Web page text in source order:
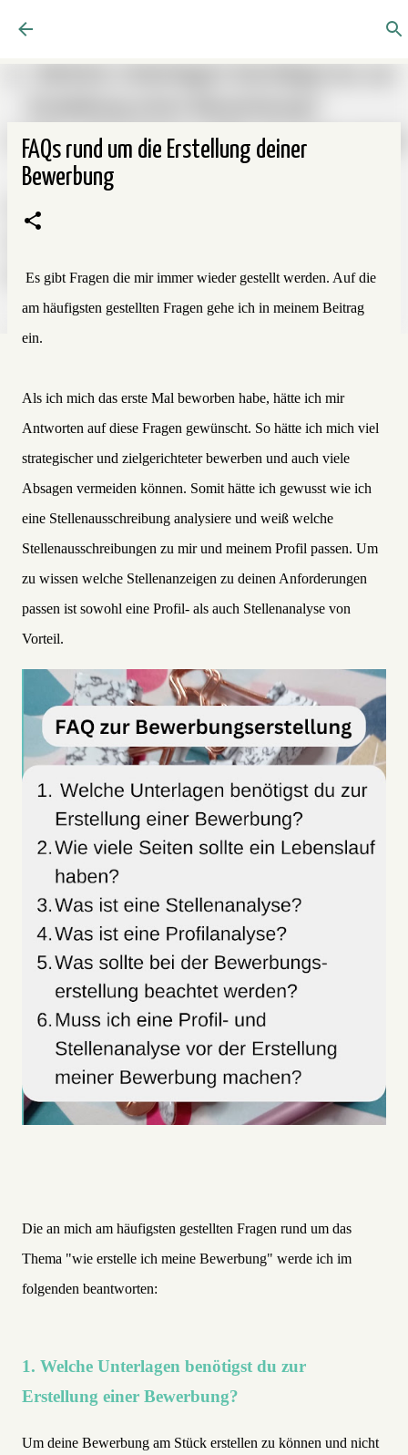
FAQs rund um die Erstellung deiner
Bewerbung
Es gibt Fragen die mir immer wieder gestellt werden. Auf die
am häufigsten gestellten Fragen gehe ich in meinem Beitrag
ein.
Als ich mich das erste Mal beworben habe, hätte ich mir
Antworten auf diese Fragen gewünscht. So hätte ich mich viel
strategischer und zielgerichteter bewerben und auch viele
Absagen vermeiden können. Somit hätte ich gewusst wie ich
eine Stellenausschreibung analysiere und weiß welche
Stellenausschreibungen zu mir und meinem Profil passen. Um
zu wissen welche Stellenanzeigen zu deinen Anforderungen
passen ist sowohl eine Profil- als auch Stellenanalyse von
Vorteil.
Die an mich am häufigsten gestellten Fragen rund um das
Thema "wie erstelle ich meine Bewerbung" werde ich im
folgenden beantworten:
1. Welche Unterlagen benötigst du zur
Erstellung einer Bewerbung?
Um deine Bewerbung am Stück erstellen zu können und nicht